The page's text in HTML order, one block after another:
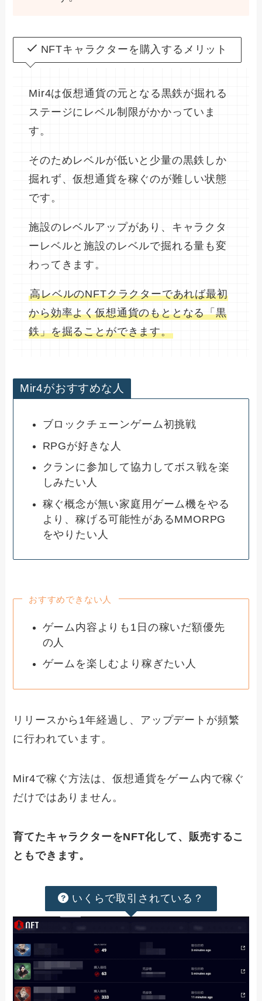
NFTキャラクターを購入するメリット
Mir4は仮想通貨の元となる黒鉄が掘れる
ステージにレベル制限がかかっていま
す。
そのためレベルが低いと少量の黒鉄しか
掘れず、仮想通貨を稼ぐのが難しい状態
です。
施設のレベルアップがあり、キャラクタ
ーレベルと施設のレベルで掘れる量も変
わってきます。
高レベルのNFTクラクターであれば最初
から効率よく仮想通貨のもととなる「黒
鉄」を掘ることができます。
Mir4がおすすめな人
ブロックチェーンゲーム初挑戦
RPGが好きな人
クランに参加して協力してボス戦を楽
しみたい人
稼ぐ概念が無い家庭用ゲーム機をやる
より、稼げる可能性があるMMORPG
をやりたい人
おすすめできない人
ゲーム内容よりも1日の稼いだ額優先
の人
ゲームを楽しむより稼ぎたい人
リリースから1年経過し、アップデートが頻繁
に行われています。
Mir4で稼ぐ方法は、仮想通貨をゲーム内で稼ぐ
だけではありません。
育てたキャラクターをNFT化して、販売するこ
ともできます。
いくらで取引されている？